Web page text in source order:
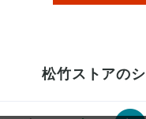
松竹ストアの